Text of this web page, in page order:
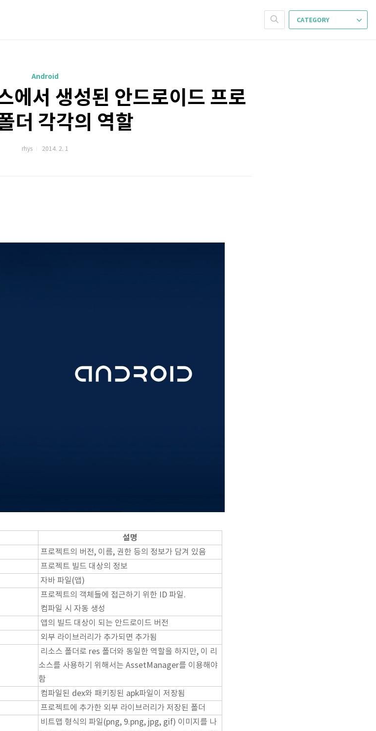
CATEGORY
Android
서 생성된 안드로이드 프로
더 각각의 역할
rhys 2014. 2. 1
설명
프로젝트의 버전, 이름, 권한 등의 정보가 담겨 있음
프로젝트 빌드 대상의 정보
자바 파일(앱)
프로젝트의 객체들에 접근하기 위한 ID 파일.
컴파일 시 자동 생성
앱의 빌드 대상이 되는 안드로이드 버전
외부 라이브러리가 추가되면 추가됨
리소스 폴더로 res 폴더와 동일한 역할을 하지만, 이 리
소스를 사용하기 위해서는 AssetManager를 이용해야
함
컴파일된 dex와 패키징된 apk파일이 저장됨
프로젝트에 추가한 외부 라이브러리가 저장된 폴더
비트맵 형식의 파일(png, 9.png, jpg, gif) 이미지를 나